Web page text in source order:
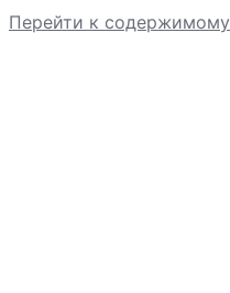
Перейти к содержимому